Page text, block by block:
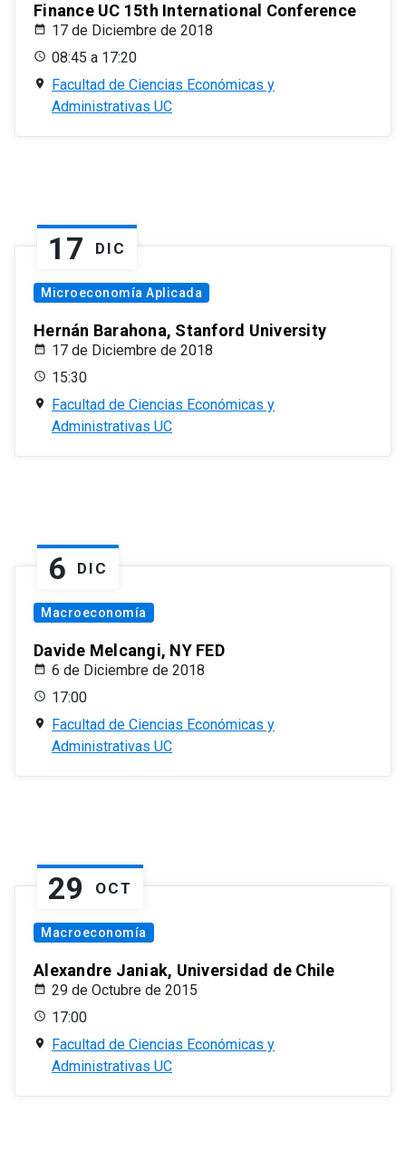
Finance UC 15th International Conference
17 de Diciembre de 2018
08:45 a 17:20
Facultad de Ciencias Económicas y
Administrativas UC
17 DIC
Microeconomía Aplicada
Hernán Barahona, Stanford University
17 de Diciembre de 2018
15:30
Facultad de Ciencias Económicas y
Administrativas UC
6 DIC
Macroeconomía
Davide Melcangi, NY FED
6 de Diciembre de 2018
17:00
Facultad de Ciencias Económicas y
Administrativas UC
29 OCT
Macroeconomía
Alexandre Janiak, Universidad de Chile
29 de Octubre de 2015
17:00
Facultad de Ciencias Económicas y
Administrativas UC